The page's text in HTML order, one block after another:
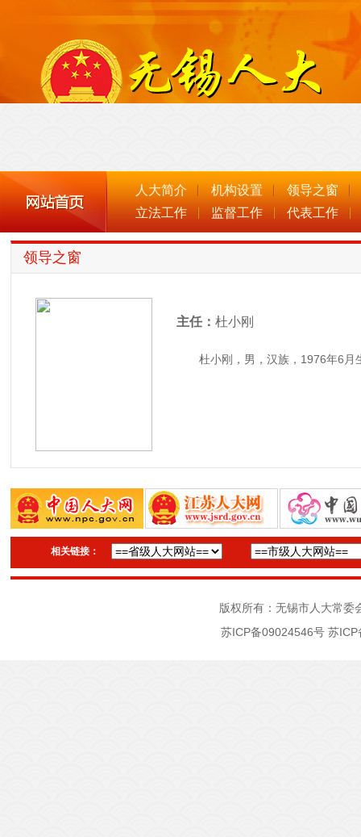
人大简介 机构设置
领导之窗
立法工作
监督工作 代表工作
领导之窗
主任： 杜小刚
杜小刚，男，汉族，1976年6月
相关链接：
版权所有：无锡市人大常
苏ICP备09024546号 苏ICP